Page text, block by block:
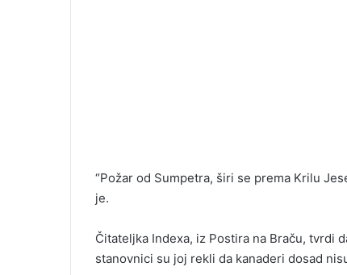
“Požar od Sumpetra, širi se prema Krilu
je.
Čitateljka Indexa, iz Postira na Braču, tvrdi
stanovnici su joj rekli da kanaderi dosad